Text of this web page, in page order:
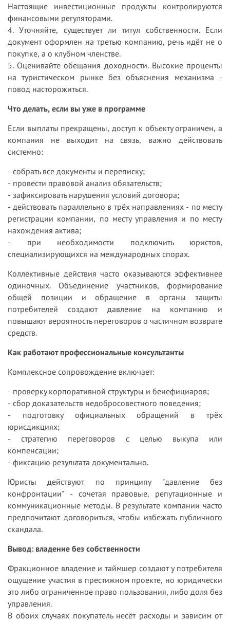
Настоящие инвестиционные продукты контролируются
финансовыми регуляторами.
4. Уточняйте, существует ли титул собственности. Если
документ оформлен на третью компанию, речь идёт не о
покупке, а о клубном членстве.
5. Оценивайте обещания доходности. Высокие проценты
на туристическом рынке без объяснения механизма -
повод насторожиться.
Что делать, если вы уже в программе
Если выплаты прекращены, доступ к объекту ограничен, а
компания не выходит на связь, важно действовать
системно:
- собрать все документы и переписку;
- провести правовой анализ обязательств;
- зафиксировать нарушения условий договора;
- действовать параллельно в трёх направлениях - по месту
регистрации компании, по месту управления и по месту
нахождения актива;
- при необходимости подключить юристов,
специализирующихся на международных спорах.
Коллективные действия часто оказываются эффективнее
одиночных. Объединение участников, формирование
общей позиции и обращение в органы защиты
потребителей создают давление на компанию и
повышают вероятность переговоров о частичном возврате
средств.
Как работают профессиональные консультанты
Комплексное сопровождение включает:
- проверку корпоративной структуры и бенефициаров;
- сбор доказательств недобросовестного поведения;
- подготовку официальных обращений в трёх
юрисдикциях;
- стратегию переговоров с целью выкупа или
компенсации;
- фиксацию результата документально.
Юристы действуют по принципу "давление без
конфронтации" - сочетая правовые, репутационные и
коммуникационные методы. В результате компании часто
предпочитают договориться, чтобы избежать публичного
скандала.
Вывод: владение без собственности
Фракционное владение и таймшер создают у потребителя
ощущение участия в престижном проекте, но юридически
это либо ограниченное право пользования, либо доля без
управления.
В обоих случаях покупатель несёт расходы и зависим от